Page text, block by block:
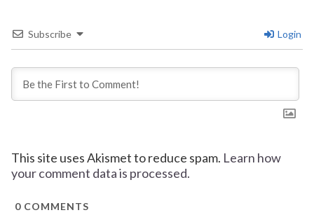
Subscribe Login
This site uses Akismet to reduce spam. Learn how
your comment data is processed.
0 COMMENTS